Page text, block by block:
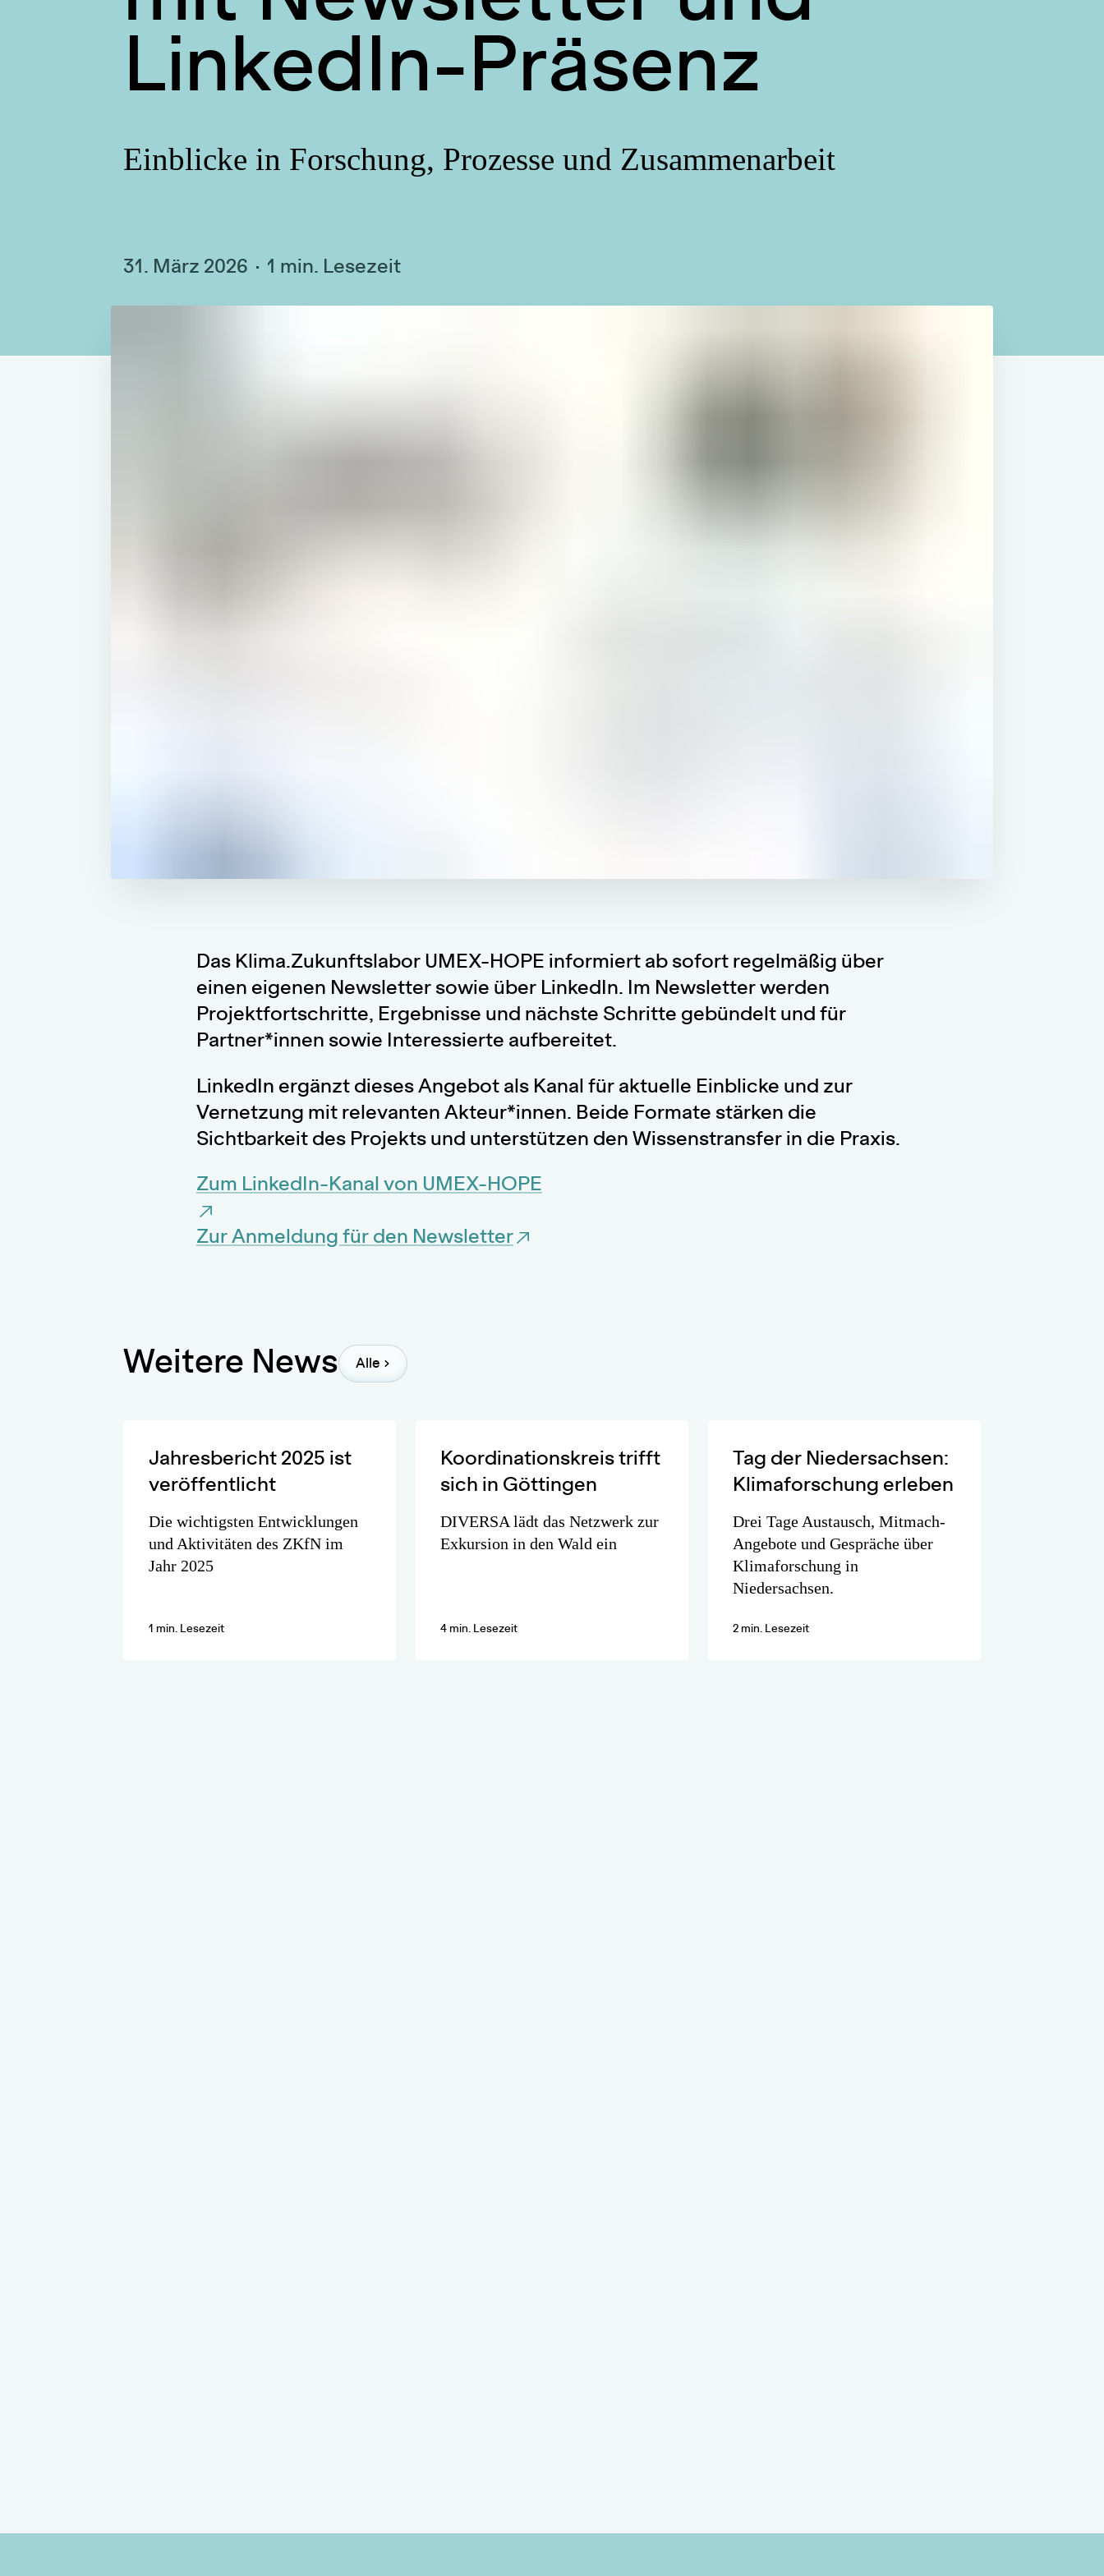
LinkedIn-Präsenz
Einblicke in Forschung, Prozesse und Zusammenarbeit
31. März 2026 1 min. Lesezeit
Das Klima.Zukunftslabor UMEX-HOPE informiert ab sofort regelmäßig über
einen eigenen Newsletter sowie über LinkedIn. Im Newsletter werden
Projektfortschritte, Ergebnisse und nächste Schritte gebündelt und für
Partner*innen sowie Interessierte aufbereitet.
LinkedIn ergänzt dieses Angebot als Kanal für aktuelle Einblicke und zur
Vernetzung mit relevanten Akteur*innen. Beide Formate stärken die
Sichtbarkeit des Projekts und unterstützen den Wissenstransfer in die Praxis.
Zum LinkedIn-Kanal von UMEX-HOPE
Zur Anmeldung für den Newsletter
Weitere News Alle
Jahresbericht 2025 ist
veröffentlicht
Die wichtigsten Entwicklungen
und Aktivitäten des ZKfN im
Jahr 2025
1 min. Lesezeit
Koordinationskreis trifft
sich in Göttingen
DIVERSA lädt das Netzwerk zur
Exkursion in den Wald ein
4 min. Lesezeit
Tag der Niedersachsen:
Klimaforschung erleben
Drei Tage Austausch, Mitmach-
Angebote und Gespräche über
Klimaforschung in
Niedersachsen.
2 min. Lesezeit